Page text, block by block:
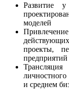
Развитие
моделей
проекты,
предприятий
и среднем